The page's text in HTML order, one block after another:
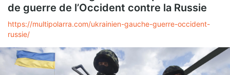
de guerre de l’Occident contre la Russie
https://multipolarra.com/ukrainien-gauche-guerre-occident-
russie/